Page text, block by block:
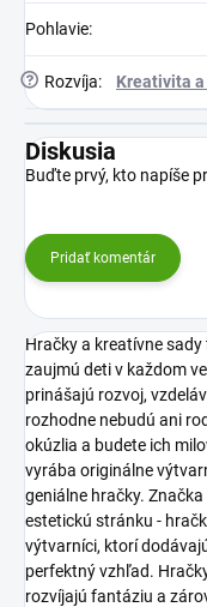
Pohlavie:
? Rozvíja: Kreativita
Diskusia
Buďte prvý, kto napíše
Pridať komentár
Hračky a kreatívne
zaujmú deti v každom
prinášajú rozvoj,
rozhodne nebudú ani
okúzlia a budete ich
vyrába originálne
geniálne hračky.
estetickú stránku -
výtvarníci, ktorí
perfektný vzhľad.
rozvíjajú fantáziu a